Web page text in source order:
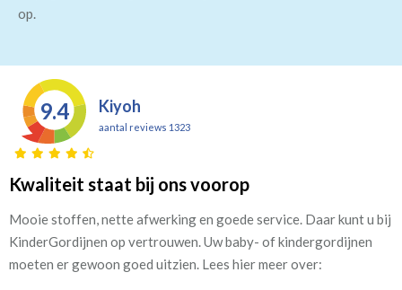
op.
9.4 Kiyoh
aantal reviews 1323
Kwaliteit staat bij ons voorop
Mooie stoffen, nette afwerking en goede service. Daar kunt u bij
KinderGordijnen op vertrouwen. Uw baby- of kindergordijnen
moeten er gewoon goed uitzien. Lees hier meer over: